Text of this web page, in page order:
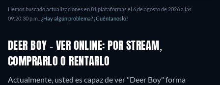
Hemos buscado actualizaciones en81 plataformas el 6 de agosto de 2026a las
09:20:30 p.m.
¿Hay algún problema? ¡Cuéntanoslo!
DEER BOY - VER ONLINE: POR STREAM,
COMPRARLO O RENTARLO
Actualmente, usted es capaz de ver "Deer Boy" forma